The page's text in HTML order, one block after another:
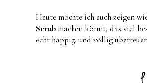
Heute möchte ich euch zeigen
Scrubmachen könnt, das viel
echt happig. und völlig